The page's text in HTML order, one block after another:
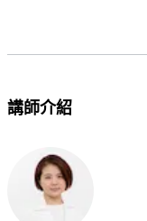
講師介紹